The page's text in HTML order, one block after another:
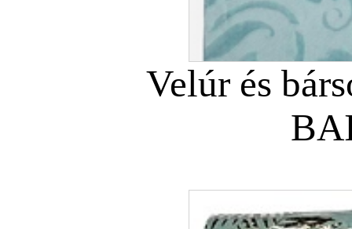
Velúr és